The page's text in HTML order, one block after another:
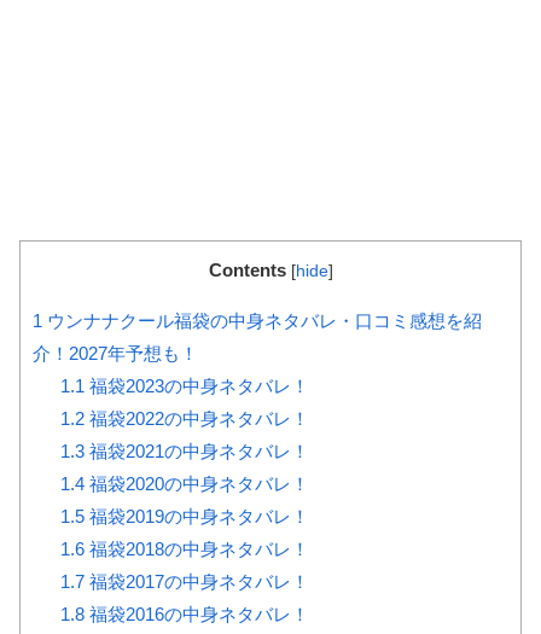
Contents [hide]
1 ウンナナクール福袋の中身ネタバレ・口コミ感想を紹
介！2027年予想も！
1.1 福袋2023の中身ネタバレ！
1.2福袋2022の中身ネタバレ！
1.3福袋2021の中身ネタバレ！
1.4福袋2020の中身ネタバレ！
1.5福袋2019の中身ネタバレ！
1.6福袋2018の中身ネタバレ！
1.7福袋2017の中身ネタバレ！
1.8福袋2016の中身ネタバレ！